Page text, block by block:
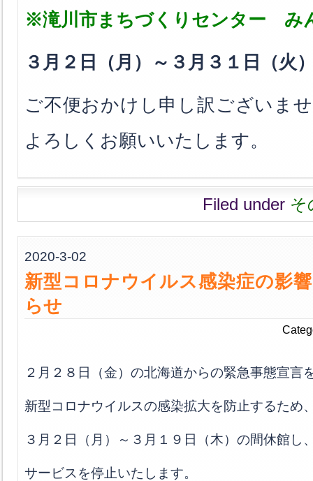
※滝川市まちづくりセンター み
３月２日（月）～３月３１日（火
ご不便おかけし申し訳ございま
よろしくお願いいたします。
Filed under そ
2020-3-02
新型コロナウイルス感染症の影
らせ
２月２８日（金）の北海道からの緊急事態宣言
新型コロナウイルスの感染拡大を防止するため
３月２日（月）～３月１９日（木）の間休館し
サービスを停止いたします。